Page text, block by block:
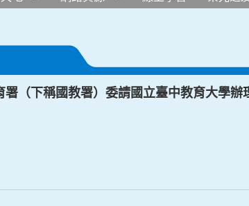
署（下稱國教署）委請國立臺中教育大學